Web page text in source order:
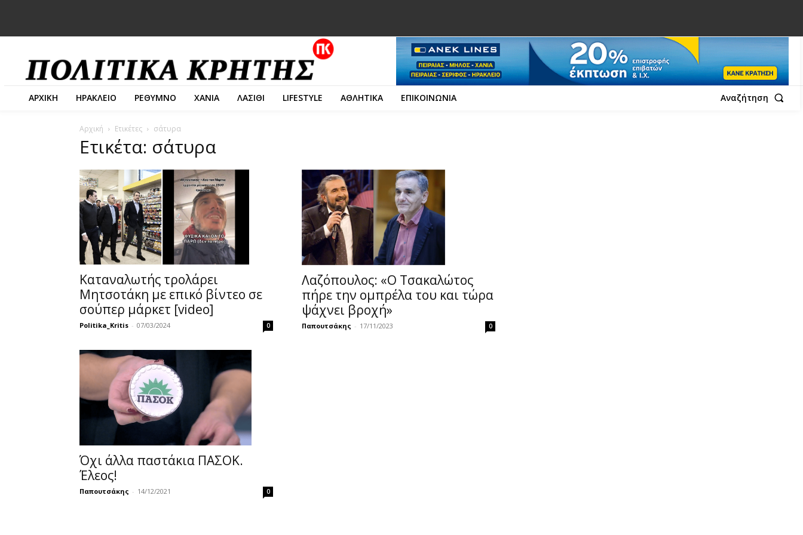
ΑΡΧΙΚΗ ΗΡΑΚΛΕΙΟ ΡΕΘΥΜΝΟ ΧΑΝΙΑ ΛΑΣΙΘΙ LIFESTYLE ΑΘΛΗΤΙΚΑ ΕΠΙΚΟΙΝΩΝΙΑ Αναζήτηση
Αρχική Ετικέτες σάτυρα
Ετικέτα: σάτυρα
Καταναλωτής τρολάρει
Μητσοτάκη με επικό βίντεο σε
σούπερ μάρκετ [video]
Politika_Kritis - 07/03/2024 0
Λαζόπουλος: «Ο Τσακαλώτος
πήρε την ομπρέλα του και τώρα
ψάχνει βροχή»
Παπουτσάκης - 17/11/2023 0
Όχι άλλα παστάκια ΠΑΣΟΚ.
Έλεος!
Παπουτσάκης - 14/12/2021 0